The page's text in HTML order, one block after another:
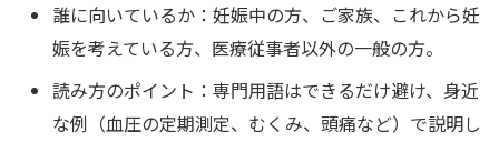
誰に向いているか：妊娠中の方、ご家族、これから妊
娠を考えている方、医療従事者以外の一般の方。
読み方のポイント：専門用語はできるだけ避け、身近
な例（血圧の定期測定、むくみ、頭痛など）で説明し